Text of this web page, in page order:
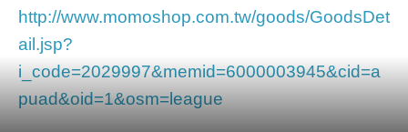
http://www.momoshop.com.tw/goods/GoodsDet
ail.jsp?
i_code=2029997&memid=6000003945&cid=a
puad&oid=1&osm=league